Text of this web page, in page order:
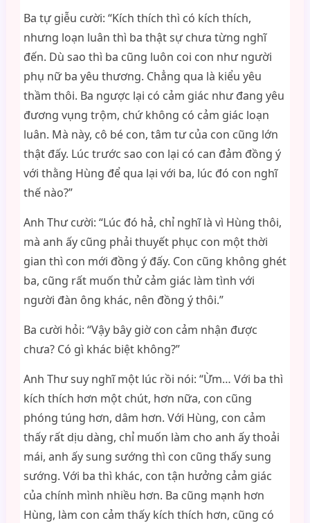
Ba tự giễu cười: “Kích thích thì có kích thích,
nhưng loạn luân thì ba thật sự chưa từng nghĩ
đến. Dù sao thì ba cũng luôn coi con như người
phụ nữ ba yêu thương. Chẳng qua là kiểu yêu
thầm thôi. Ba ngược lại có cảm giác như đang yêu
đương vụng trộm, chứ không có cảm giác loạn
luân. Mà này, cô bé con, tâm tư của con cũng lớn
thật đấy. Lúc trước sao con lại có can đảm đồng ý
với thằng Hùng để qua lại với ba, lúc đó con nghĩ
thế nào?”
Anh Thư cười: “Lúc đó hả, chỉ nghĩ là vì Hùng thôi,
mà anh ấy cũng phải thuyết phục con một thời
gian thì con mới đồng ý đấy. Con cũng không ghét
ba, cũng rất muốn thử cảm giác làm tình với
người đàn ông khác, nên đồng ý thôi.”
Ba cười hỏi: “Vậy bây giờ con cảm nhận được
chưa? Có gì khác biệt không?”
Anh Thư suy nghĩ một lúc rồi nói: “Ừm… Với ba thì
kích thích hơn một chút, hơn nữa, con cũng
phóng túng hơn, dâm hơn. Với Hùng, con cảm
thấy rất dịu dàng, chỉ muốn làm cho anh ấy thoải
mái, anh ấy sung sướng thì con cũng thấy sung
sướng. Với ba thì khác, con tận hưởng cảm giác
của chính mình nhiều hơn. Ba cũng mạnh hơn
Hùng, làm con cảm thấy kích thích hơn, cũng có